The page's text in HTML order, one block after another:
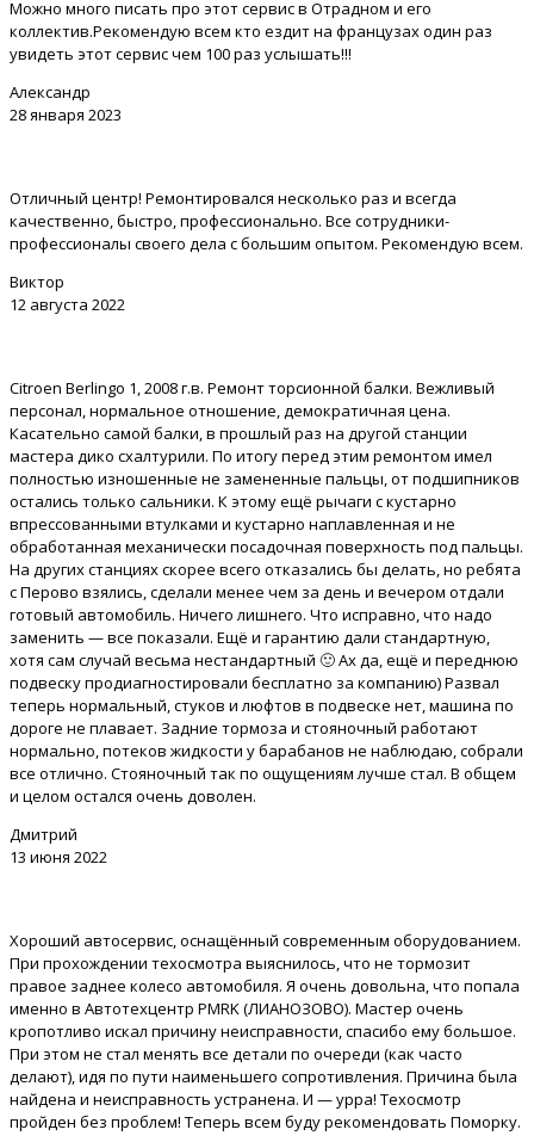
Можно много писать про этот сервис в Отрадном и его
коллектив.Рекомендую всем кто ездит на французах один раз
увидеть этот сервис чем 100 раз услышать!!!
Александр
28 января 2023
Отличный центр! Ремонтировался несколько раз и всегда
качественно, быстро, профессионально. Все сотрудники-
профессионалы своего дела с большим опытом. Рекомендую всем.
Виктор
12 августа 2022
Citroen Berlingo 1, 2008 г.в. Ремонт торсионной балки. Вежливый
персонал, нормальное отношение, демократичная цена.
Касательно самой балки, в прошлый раз на другой станции
мастера дико схалтурили. По итогу перед этим ремонтом имел
полностью изношенные не замененные пальцы, от подшипников
остались только сальники. К этому ещё рычаги с кустарно
впрессованными втулками и кустарно наплавленная и не
обработанная механически посадочная поверхность под пальцы.
На других станциях скорее всего отказались бы делать, но ребята
с Перово взялись, сделали менее чем за день и вечером отдали
готовый автомобиль. Ничего лишнего. Что исправно, что надо
заменить — все показали. Ещё и гарантию дали стандартную,
хотя сам случай весьма нестандартный 🙂 Ах да, ещё и переднюю
подвеску продиагностировали бесплатно за компанию) Развал
теперь нормальный, стуков и люфтов в подвеске нет, машина по
дороге не плавает. Задние тормоза и стояночный работают
нормально, потеков жидкости у барабанов не наблюдаю, собрали
все отлично. Стояночный так по ощущениям лучше стал. В общем
и целом остался очень доволен.
Дмитрий
13 июня 2022
Хороший автосервис, оснащённый современным оборудованием.
При прохождении техосмотра выяснилось, что не тормозит
правое заднее колесо автомобиля. Я очень довольна, что попала
именно в Автотехцентр PMRK (ЛИАНОЗОВО). Мастер очень
кропотливо искал причину неисправности, спасибо ему большое.
При этом не стал менять все детали по очереди (как часто
делают), идя по пути наименьшего сопротивления. Причина была
найдена и неисправность устранена. И — урра! Техосмотр
пройден без проблем! Теперь всем буду рекомендовать Поморку.